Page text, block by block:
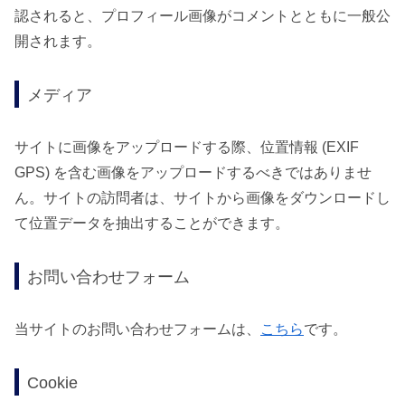
認されると、プロフィール画像がコメントとともに一般公
開されます。
メディア
サイトに画像をアップロードする際、位置情報 (EXIF
GPS) を含む画像をアップロードするべきではありませ
ん。サイトの訪問者は、サイトから画像をダウンロードし
て位置データを抽出することができます。
お問い合わせフォーム
当サイトのお問い合わせフォームは、 こちらです。
Cookie